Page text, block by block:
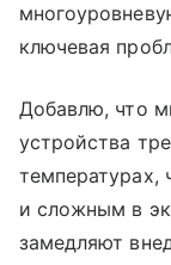
ключевая
Добавлю, что
устройства
температурах,
и сложным в
замедляют